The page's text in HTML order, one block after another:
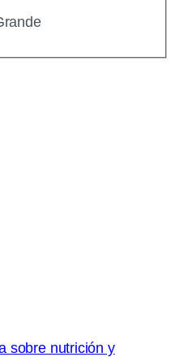
sobre nutrición y